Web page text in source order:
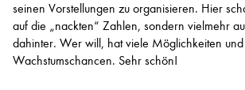
seinen Vorstellungen zu organisieren. Hier
auf die „nackten“ Zahlen, sondern vielmehr
dahinter. Wer will, hat viele Möglichkeiten und
Wachstumschancen. Sehr schön!